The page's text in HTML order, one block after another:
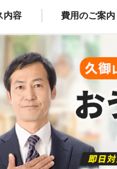
内容
生前整理
費用のご案内